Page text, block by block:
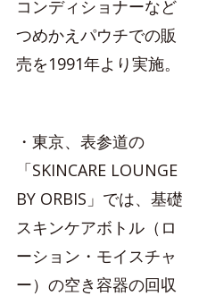
コンディショナーなど
つめかえパウチでの販
売を1991年より実施。
・東京、表参道の
「SKINCARE LOUNGE
BY ORBIS」では、基礎
スキンケアボトル（ロ
ーション・モイスチャ
ー）の空き容器の回収